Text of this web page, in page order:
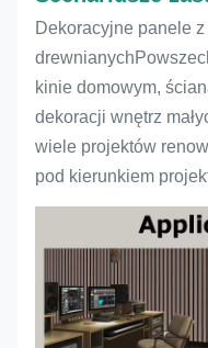
Dekoracyjne panele
drewnianych
kinie domowym,
dekoracji wnętrz
wiele projektów
pod kierunkiem